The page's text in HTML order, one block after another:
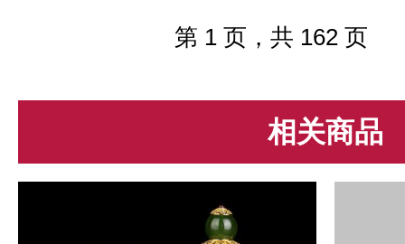
翡翠价值的地方也是它的底，种，...
第 1 页，共 162 页
相关商品